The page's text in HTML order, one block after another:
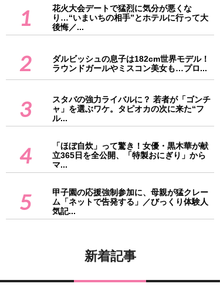
1
花火大会デートで猛烈に気分が悪くな
り…“いまいちの相手”とホテルに行って大
後悔／...
2
ダルビッシュの息子は182cm世界モデル！
ラウンドガールやミスコン美女も…プロ...
3
スタバの強力ライバルに？ 若者が「ゴンチ
ャ」を選ぶワケ。タピオカの次に来た“フ
ル...
4
「ほぼ自炊」って驚き！女優・黒木華が献
立365日を全公開、「特製おにぎり」から
マ...
5
甲子園の応援強制参加に、母親が猛クレー
ム「ネットで告発する」／びっくり体験人
気記...
新着記事